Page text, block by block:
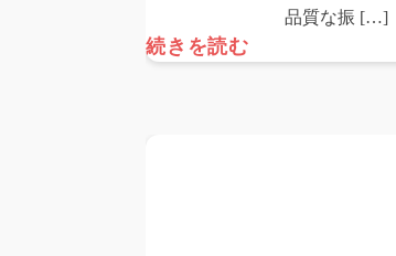
品質な振 […]
続きを読む